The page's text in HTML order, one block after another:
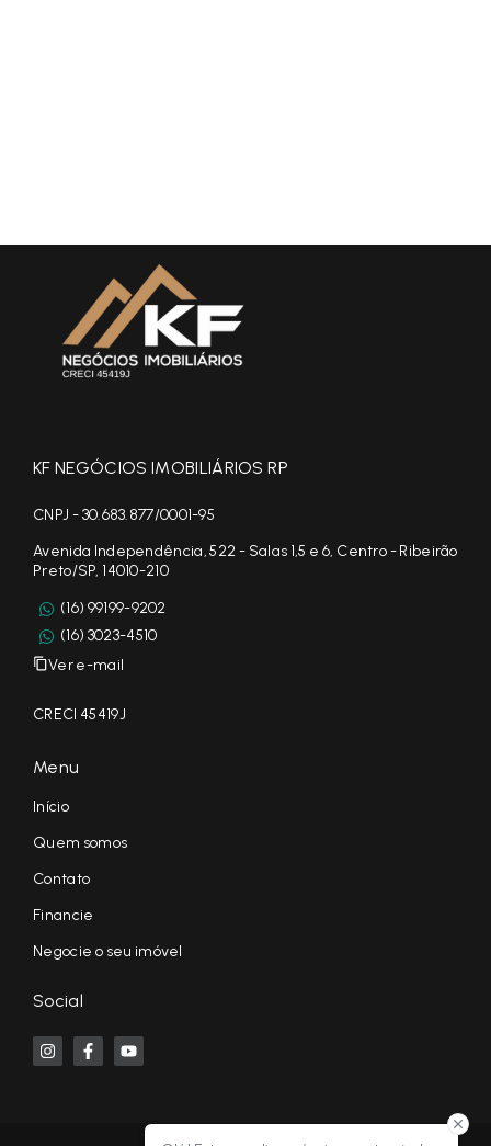
KF NEGÓCIOS IMOBILIÁRIOS RP
CNPJ - 30.683.877/0001-95
Avenida Independência, 522 - Salas 1,5 e 6, Centro - Ribeirão
Preto/SP, 14010-210
(16) 99199-9202
(16) 3023-4510
Ver e-mail
CRECI 45419J
Menu
Início
Quem somos
Contato
Financie
Negocie o seu imóvel
Social